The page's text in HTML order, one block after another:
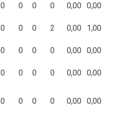
0 0 0 0 0,00 0,00
0 0 0 2 0,00 1,00
0 0 0 0 0,00 0,00
0 0 0 0 0,00 0,00
0 0 0 0 0,00 0,00